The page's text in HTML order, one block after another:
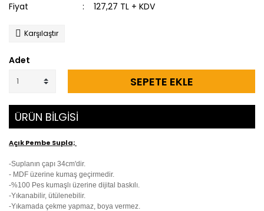
Fiyat
127,27 TL + KDV
Karşılaştır
Adet
SEPETE EKLE
ÜRÜN BİLGİSİ
Açık Pembe Supla;
-Suplanın çapı 34cm'dir.
- MDF üzerine kumaş geçirmedir.
-%100 Pes kumaşlı üzerine dijital baskılı.
-Yıkanabilir, ütülenebilir.
-Yıkamada çekme yapmaz, boya vermez.